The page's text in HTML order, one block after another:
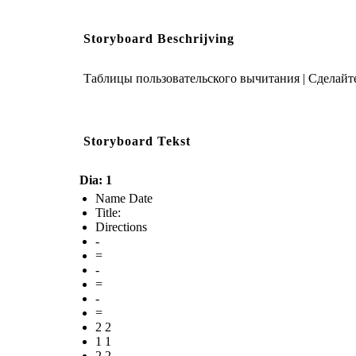
Storyboard Beschrijving
Таблицы пользовательского вычитания |
Storyboard Tekst
Dia: 1
Name Date
Title:
Directions
-
=
-
=
-
=
2 2
1 1